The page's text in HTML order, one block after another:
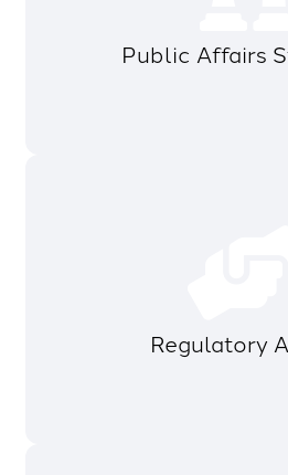
Public Affairs
Regulatory